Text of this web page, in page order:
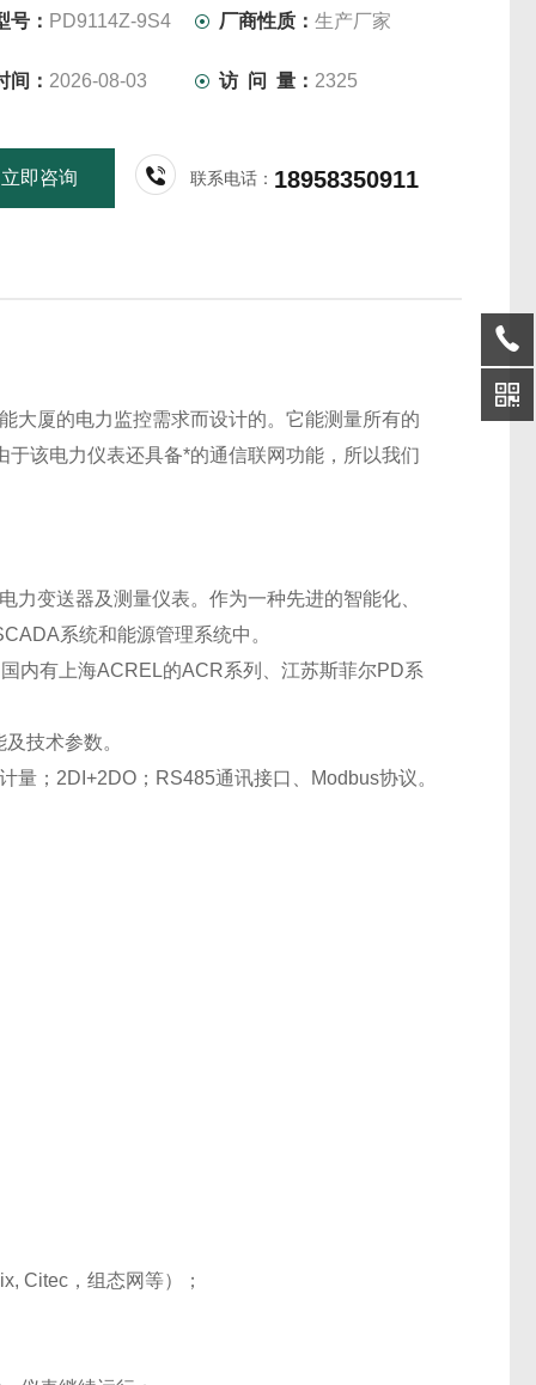
号： PD9114Z-9S4 厂商性质：生产厂家
间： 2026-08-03 访 问 量： 2325
立即咨询 联系电话： 18958350911
大厦的电力监控需求而设计的。它能测量所有的
该电力仪表还具备*的通信联网功能，所以我们
力变送器及测量仪表。作为一种先进的智能化、
系统和能源管理系统中。
内有上海ACREL的ACR系列、江苏斯菲尔PD系
技术参数。
；2DI+2DO；RS485通讯接口、Modbus协议。
Citec，组态网等）；